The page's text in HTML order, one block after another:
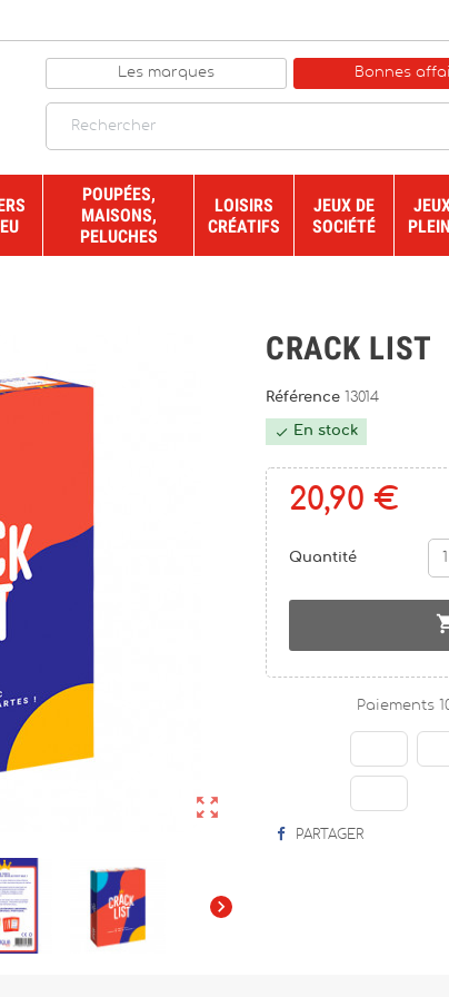
Les marques Bonnes
POUPÉES,
MAISONS,
PELUCHES
LOISIRS
CRÉATIFS
JEUX DE
SOCIÉTÉ


CRACK LIST
Référence 13014
 En stock
20,90 €
Quantité
Paiements
PARTAGER